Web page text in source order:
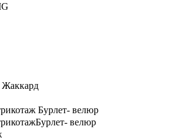
Бурлет- велюр
велюр